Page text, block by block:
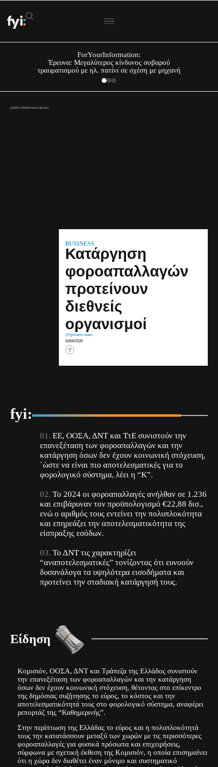
ForYourInformation:
Έρευνα: Μεγαλύτερος κίνδυνος σοβαρού
τραυματισμού με ηλ. πατίνι σε σχέση με μηχανή
(UNSPLASH/Ibrahim Boran)
BUSINESS
Κατάργηση
φοροαπαλλαγών
προτείνουν
διεθνείς
οργανισμοί
@fyinews team
04/06/2026
fyi:
ΕΕ, ΟΟΣΑ, ΔΝΤ και ΤτΕ συνιστούν την
επανεξέταση των φοροαπαλλαγών και την
κατάργηση όσων δεν έχουν κοινωνική στόχευση,
΄ώστε να είναι πιο αποτελεσματικές για το
φορολογικό σύστημα, λέει η “Κ”.
Το 2024 οι φοροαπαλλαγές ανήλθαν σε 1.236
και επιβάρυναν τον προϋπολογισμό €22,88 δισ.,
ενώ ο αριθμός τους εντείνει την πολυπλοκότητα
και επηρεάζει την αποτελεσματικότητα της
είσπραξης εσόδων.
Το ΔΝΤ τις χαρακτηρίζει
“αναποτελεσματικές” τονίζοντας ότι ευνοούν
δυσανάλογα τα υψηλότερα εισοδήματα και
προτείνει την σταδιακή κατάργησή τους.
Είδηση
Κομισιόν, ΟΟΣΑ, ΔΝΤ και Τράπεζα της Ελλάδος συνιστούν
την επανεξέταση των φοροαπαλλαγών και την κατάργηση
όσων δεν έχουν κοινωνική στόχευση, θέτοντας στο επίκεντρο
της δημόσιας συζήτησης το εύρος, το κόστος και την
αποτελεσματικότητά τους στο φορολογικό σύστημα, αναφέρει
ρεπορτάζ της “Καθημερινής”.
Στην περίπτωση της Ελλάδας το εύρος και η πολυπλοκότητά
τους την κατατάσσουν μεταξύ των χωρών με τις περισσότερες
φοροαπαλλαγές για φυσικά πρόσωπα και επιχειρήσεις,
σύμφωνα με σχετική έκθεση της Κομισιόν, η οποία επισημαίνει
ότι η χώρα δεν διαθέτει έναν μόνιμο και συστηματικό